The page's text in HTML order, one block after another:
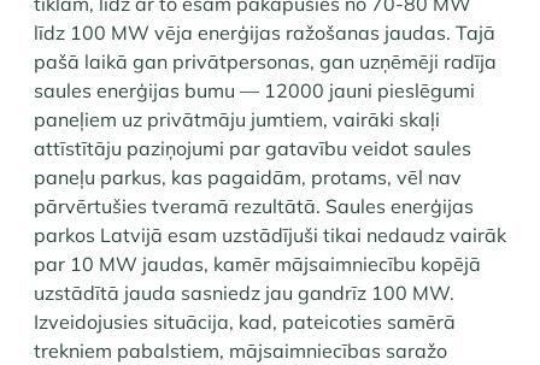
līdz 100 MW vēja enerģijas ražošanas jaudas. Tajā
pašā laikā gan privātpersonas, gan uzņēmēji radīja
saules enerģijas bumu — 12000 jauni pieslēgumi
paneļiem uz privātmāju jumtiem, vairāki skaļi
attīstītāju paziņojumi par gatavību veidot saules
paneļu parkus, kas pagaidām, protams, vēl nav
pārvērtušies tveramā rezultātā. Saules enerģijas
parkos Latvijā esam uzstādījuši tikai nedaudz vairāk
par 10 MW jaudas, kamēr mājsaimniecību kopējā
uzstādītā jauda sasniedz jau gandrīz 100 MW.
Izveidojusies situācija, kad, pateicoties samērā
trekniem pabalstiem, mājsaimniecības saražo